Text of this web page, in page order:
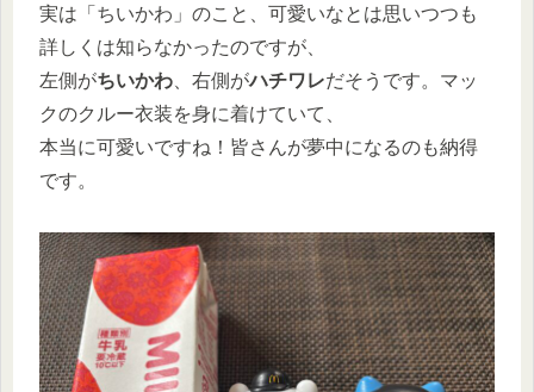
実は「ちいかわ」のこと、可愛いなとは思いつつも
詳しくは知らなかったのですが、
左側がちいかわ 、右側がハチワレだそうです。マッ
クのクルー衣装を身に着けていて、
本当に可愛いですね！皆さんが夢中になるのも納得
です。